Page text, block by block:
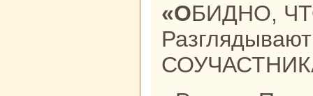
«ОБИДНО, ЧТО МЕНЯ